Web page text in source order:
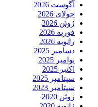
آگوست 2026
جولای 2026
ژوئن 2026
فوریه 2026
ژانویه 2026
دسامبر 2025
نوامبر 2025
اکتبر 2025
سپتامبر 2025
سپتامبر 2023
ژوئن 2020